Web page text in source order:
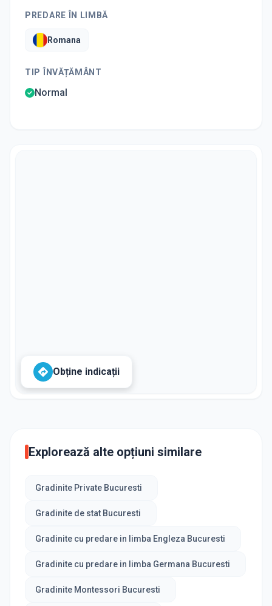
PREDARE ÎN LIMBĂ
Romana
TIP ÎNVĂȚĂMÂNT
Normal
Obține indicații
Explorează alte opțiuni similare
Gradinite Private Bucuresti
Gradinite de stat Bucuresti
Gradinite cu predare in limba Engleza Bucuresti
Gradinite cu predare in limba Germana Bucuresti
Gradinite Montessori Bucuresti